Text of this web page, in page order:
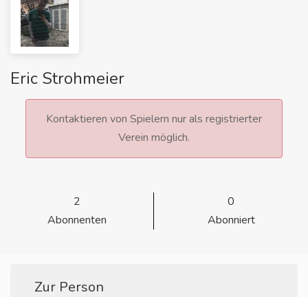
Eric Strohmeier
Kontaktieren von Spielern nur als registrierter
Verein möglich.
2
Abonnenten
0
Abonniert
Zur Person